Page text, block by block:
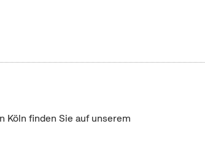
finden Sie auf unserem